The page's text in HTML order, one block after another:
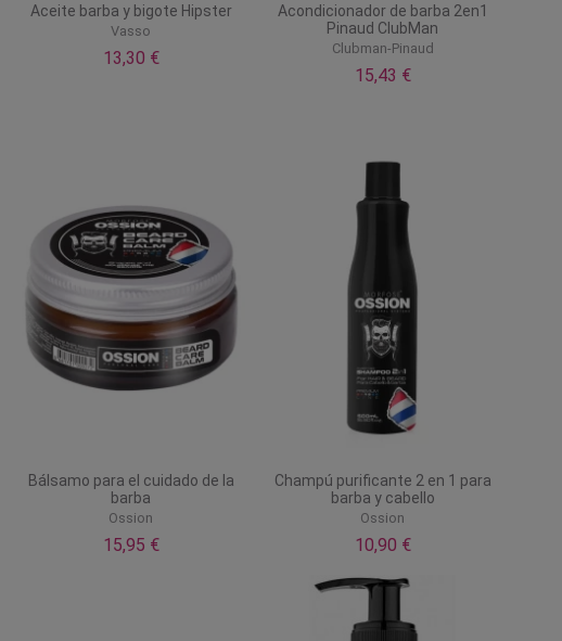
Aceite barba y bigote Hipster
Vasso
13,30 €
Acondicionador de barba 2en1
Pinaud ClubMan
Clubman-Pinaud
15,43 €
Bálsamo para el cuidado de la
barba
Ossion
15,95 €
Champú purificante 2 en 1 para
barba y cabello
Ossion
10,90 €